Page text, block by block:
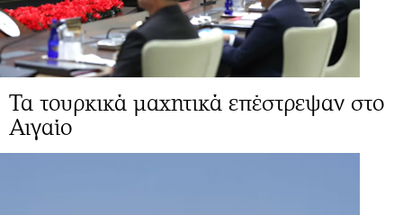
Τα τουρκικά μαχητικά επέστρεψαν στο
Αιγαίο